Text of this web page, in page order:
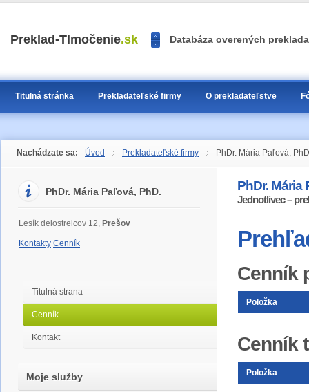
Preklad-Tlmočenie.sk Databáza overených
<<
>>
Titulná stránka Prekladateľské firmy O prekladateľstve
Nachádzate sa: Úvod Prekladateľské firmy PhDr. Mária Paľová,
PhDr. Mária Paľová, PhD.
Lesík delostrelcov 12, Prešov
Kontakty Cenník
Titulná strana
Cenník
Kontakt
Moje služby
PhDr. Mária
Jednotlivec –
Cenník
Položka
Cenník
Položka